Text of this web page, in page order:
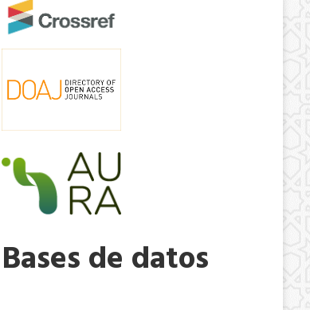
Bases de datos